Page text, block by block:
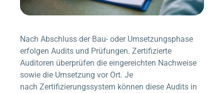
Nach Abschluss der Bau- oder Umsetzungsphase
erfolgen Audits und Prüfungen. Zertifizierte
Auditoren überprüfen die eingereichten Nachweise
sowie die Umsetzung vor Ort. Je
nach Zertifizierungssystem können diese Audits in